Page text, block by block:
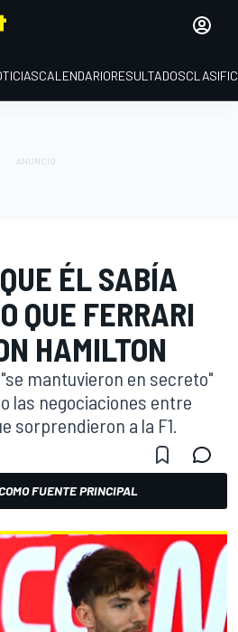
CALENDARIORESULTADOS
ÉL SABÍA
QUE FERRARI
HAMILTON
mantuvieron en secreto"
las negociaciones entre
sorprendieron a la F1.
FUENTE PRINCIPAL